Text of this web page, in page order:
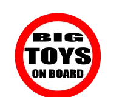
content